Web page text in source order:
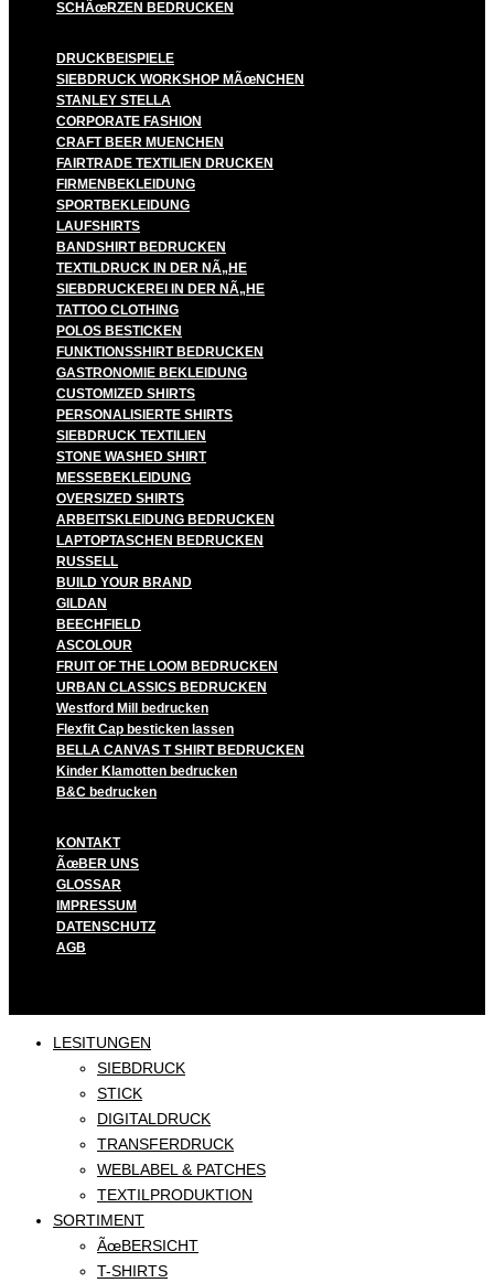
SCHÃœRZEN BEDRUCKEN
DRUCKBEISPIELE
SIEBDRUCK WORKSHOP MÃœNCHEN
STANLEY STELLA
CORPORATE FASHION
CRAFT BEER MUENCHEN
FAIRTRADE TEXTILIEN DRUCKEN
FIRMENBEKLEIDUNG
SPORTBEKLEIDUNG
LAUFSHIRTS
BANDSHIRT BEDRUCKEN
TEXTILDRUCK IN DER NÃ„HE
SIEBDRUCKEREI IN DER NÃ„HE
TATTOO CLOTHING
POLOS BESTICKEN
FUNKTIONSSHIRT BEDRUCKEN
GASTRONOMIE BEKLEIDUNG
CUSTOMIZED SHIRTS
PERSONALISIERTE SHIRTS
SIEBDRUCK TEXTILIEN
STONE WASHED SHIRT
MESSEBEKLEIDUNG
OVERSIZED SHIRTS
ARBEITSKLEIDUNG BEDRUCKEN
LAPTOPTASCHEN BEDRUCKEN
RUSSELL
BUILD YOUR BRAND
GILDAN
BEECHFIELD
ASCOLOUR
FRUIT OF THE LOOM BEDRUCKEN
URBAN CLASSICS BEDRUCKEN
Westford Mill bedrucken
Flexfit Cap besticken lassen
BELLA CANVAS T SHIRT BEDRUCKEN
Kinder Klamotten bedrucken
B&C bedrucken
KONTAKT
ÃœBER UNS
GLOSSAR
IMPRESSUM
DATENSCHUTZ
AGB
LESITUNGEN
SIEBDRUCK
STICK
DIGITALDRUCK
TRANSFERDRUCK
WEBLABEL & PATCHES
TEXTILPRODUKTION
SORTIMENT
ÃœBERSICHT
T-SHIRTS